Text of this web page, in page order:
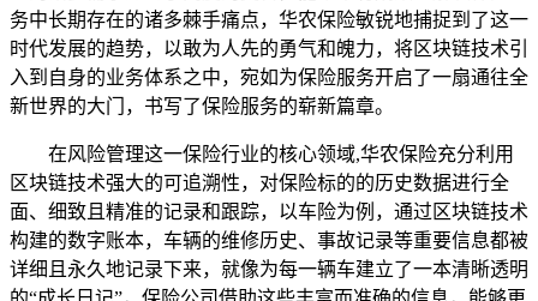
务中长期存在的诸多棘手痛点，华农保险敏锐地捕捉到了这一
时代发展的趋势，以敢为人先的勇气和魄力，将区块链技术引
入到自身的业务体系之中，宛如为保险服务开启了一扇通往全
新世界的大门，书写了保险服务的崭新篇章。
在风险管理这一保险行业的核心领域,华农保险充分利用
区块链技术强大的可追溯性，对保险标的的历史数据进行全
面、细致且精准的记录和跟踪，以车险为例，通过区块链技术
构建的数字账本，车辆的维修历史、事故记录等重要信息都被
详细且永久地记录下来，就像为每一辆车建立了一本清晰透明